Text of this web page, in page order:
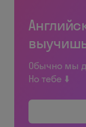
Обычно мы
Но тебе ⬇️